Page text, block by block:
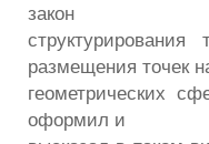
закон
размещения точек
геометрических
оформил и